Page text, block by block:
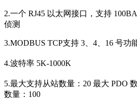
2.一个 RJ45 以太网接口，支持
侦测
3.MODBUS TCP支持 3、4、16 号功
4.波特率 5K-1000K
5.最大支持从站数量：20 最大 PDO
数量：100